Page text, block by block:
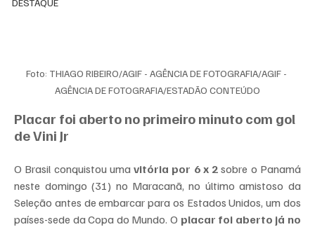
DESTAQUE
Foto: THIAGO RIBEIRO/AGIF - AGÊNCIA DE FOTOGRAFIA/AGIF -
AGÊNCIA DE FOTOGRAFIA/ESTADÃO CONTEÚDO
Placar foi aberto no primeiro minuto com gol
de Vini Jr
O Brasil conquistou uma vitória por 6 x 2 sobre o Panamá
neste domingo (31) no Maracanã, no último amistoso da
Seleção antes de embarcar para os Estados Unidos, um dos
países-sede da Copa do Mundo. O placar foi aberto já no